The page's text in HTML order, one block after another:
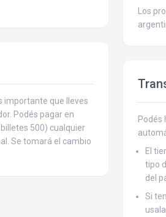
importante que lleves
Podés pagar en
500) cualquier
Se tomará el cambio
Los
Podés
El
tipo
del
Si